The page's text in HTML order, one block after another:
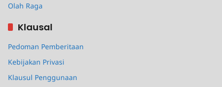
Olah Raga
Klausal
Pedoman Pemberitaan
Kebijakan Privasi
Klausul Penggunaan